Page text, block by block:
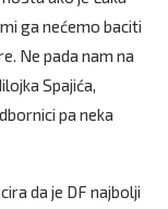
ga nećemo baciti
Ne pada nam na
Spajića,
pa neka
da je DF najbolji